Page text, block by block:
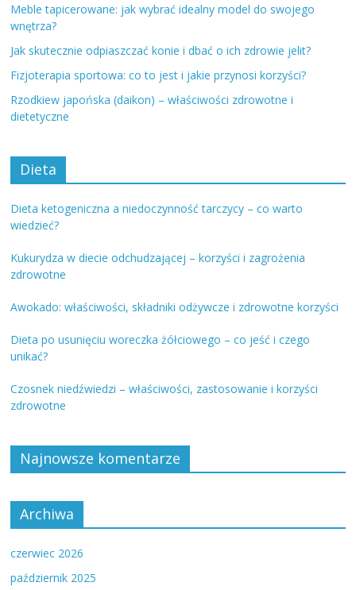
Meble tapicerowane: jak wybrać idealny model do swojego
wnętrza?
Jak skutecznie odpiaszczać konie i dbać o ich zdrowie jelit?
Fizjoterapia sportowa: co to jest i jakie przynosi korzyści?
Rzodkiew japońska (daikon) – właściwości zdrowotne i
dietetyczne
Dieta
Dieta ketogeniczna a niedoczynność tarczycy – co warto
wiedzieć?
Kukurydza w diecie odchudzającej – korzyści i zagrożenia
zdrowotne
Awokado: właściwości, składniki odżywcze i zdrowotne korzyści
Dieta po usunięciu woreczka żółciowego – co jeść i czego
unikać?
Czosnek niedźwiedzi – właściwości, zastosowanie i korzyści
zdrowotne
Najnowsze komentarze
Archiwa
czerwiec 2026
październik 2025